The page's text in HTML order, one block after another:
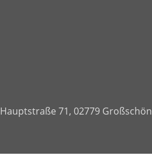
Hauptstraße 71, 02779